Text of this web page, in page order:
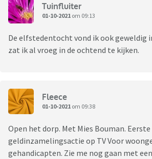
Tuinfluiter
01-10-2021 om 09:13
De elfstedentocht vond ik ook geweldig
zat ik al vroeg in de ochtend te kijken.
Fleece
01-10-2021 om 09:38
Open het dorp. Met Mies Bouman. Eerste
geldinzamelingsactie op TV Voor
gehandicapten. Zie me nog gaan met